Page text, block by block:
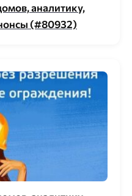
аналитику,
(#80932)